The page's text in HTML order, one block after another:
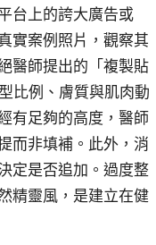
台上的誇大廣告或
實案例照片，觀察其
醫師提出的「複製貼
比例、膚質與肌肉動
有足夠的高度，醫師
而非填補。此外，消
定是否追加。過度整
精靈風，是建立在健